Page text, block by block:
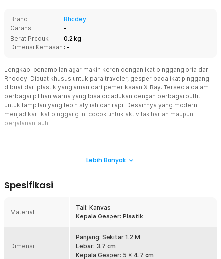
Brand
Rhodey
Garansi
-
Berat Produk
0.2 kg
Dimensi Kemasan : -
Lengkapi penampilan agar makin keren dengan ikat pinggang pria dari
Rhodey. Dibuat khusus untuk para traveler, gesper pada ikat pinggang
dibuat dari plastik yang aman dari pemeriksaan X-Ray. Tersedia dalam
berbagai pilihan warna yang bisa dipadukan dengan berbagai outfit
untuk tampilan yang lebih stylish dan rapi. Desainnya yang modern
menjadikan ikat pinggang ini cocok untuk aktivitas harian maupun
perjalanan jauh.
Traveling lebih praktis karena Anda tak perlu repot melepas ikat
pinggang selama pemeriksaan X-Ray. Cukup kenakan seperti biasa
Kanvas Tebal Berkualitas
Tali dari bahan kanvas ringan dan anti gerah yang cocok digunakan
dan tidak mudah putus. Selain kuat, teksturnya juga nyaman di kulit
sehingga tetap nyaman dipakai dalam waktu lama.
Lebih Banyak
Spesifikasi
Material
Tali: Kanvas
Kepala Gesper: Plastik
Dimensi
Panjang: Sekitar 1.2 M
Lebar: 3.7 cm
Kepala Gesper: 5 x 4.7 cm